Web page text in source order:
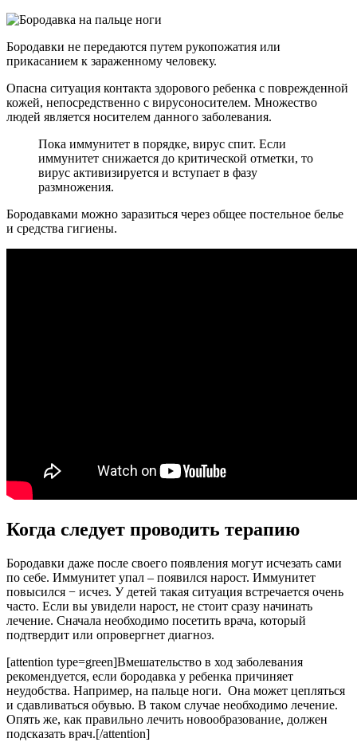
Бородавки не передаются путем рукопожатия или
прикасанием к зараженному человеку.
Опасна ситуация контакта здорового ребенка с поврежденной
кожей, непосредственно с вирусоносителем. Множество
людей является носителем данного заболевания.
Пока иммунитет в порядке, вирус спит. Если
иммунитет снижается до критической отметки, то
вирус активизируется и вступает в фазу
размножения.
Бородавками можно заразиться через общее постельное белье
и средства гигиены.
Когда следует проводить терапию
Бородавки даже после своего появления могут исчезать сами
по себе. Иммунитет упал – появился нарост. Иммунитет
повысился − исчез. У детей такая ситуация встречается очень
часто. Если вы увидели нарост, не стоит сразу начинать
лечение. Сначала необходимо посетить врача, который
подтвердит или опровергнет диагноз.
[attention type=green]Вмешательство в ход заболевания
рекомендуется, если бородавка у ребенка причиняет
неудобства. Например, на пальце ноги. Она может цепляться
и сдавливаться обувью. В таком случае необходимо лечение.
Опять же, как правильно лечить новообразование, должен
подсказать врач.[/attention]